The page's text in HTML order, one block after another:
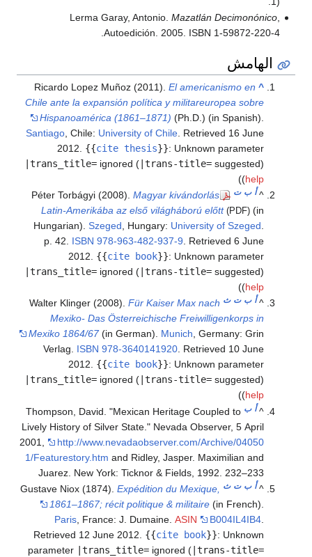
Lerma Garay, Antonio. Mazatlán Decimonónico,
Autoedición. 2005. ISBN 1-59872-220-4.
الهامش
^
Ricardo Lopez Muñoz (2011).El americanismo en
Chile ante la expansión política y militareuropea sobre
Hispanoamérica (1861–1871) (Ph.D.) (in Spanish).
Santiago , Chile: University of Chile . Retrieved 16 June
2012
{{cite thesis}}: Unknown parameter
|trans_title= ignored ( |trans-title= suggested)
(help
)
^أ ب ت Péter Torbágyi (2008).Magyar kivándorlás
Latin-Amerikába az első világháború előtt (PDF) (in
Hungarian).Szeged , Hungary: University of Szeged
p. 42. ISBN 978-963-482-937-9 . Retrieved6 June
2012
{{cite book}}: Unknown parameter
|trans_title= ignored ( |trans-title= suggested)
(help
)
^أ ب ت ث Walter Klinger (2008).Für Kaiser Max nach
Mexiko- Das Österreichische Freiwilligenkorps in
Mexiko 1864/67(in German). Munich, Germany: Grin
Verlag. ISBN 978-3640141920. Retrieved 10 June
2012. {{cite book}}: Unknown parameter
|trans_title= ignored ( |trans-title= suggested)
(help
)
^أ ب Thompson, David. "Mexican Heritage Coupled to
Lively History of Silver State." Nevada Observer, 5 April
2001,
http://www.nevadaobserver.com/Archive/04050
1/Featurestory.htm and Ridley, Jasper. Maximilian and
Juarez. New York: Ticknor & Fields, 1992. 232–233
^أ ب ت ث Gustave Niox (1874).Expédition du Mexique,
1861–1867; récit politique & militaire (in French).
Paris, France: J. Dumaine.ASIN B004IL4IB4.
Retrieved 12 June 2012. {{cite book}}: Unknown
parameter
|trans_title= ignored ( |trans-title=